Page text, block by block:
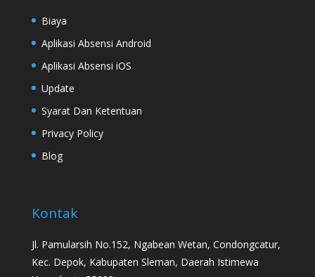
Biaya
Aplikasi Absensi Android
Aplikasi Absensi iOS
Update
Syarat Dan Ketentuan
Privacy Policy
Blog
Kontak
Jl. Pamularsih No.152, Ngabean Wetan, Condongcatur,
Kec. Depok, Kabupaten Sleman, Daerah Istimewa